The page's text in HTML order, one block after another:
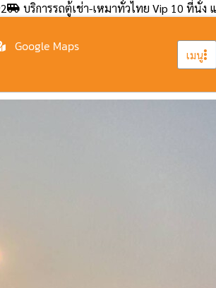
บริการรถตู้เช่า-เหมาทั่วไทย Vip 10 ที่นั่ง
Google Maps
เมนู